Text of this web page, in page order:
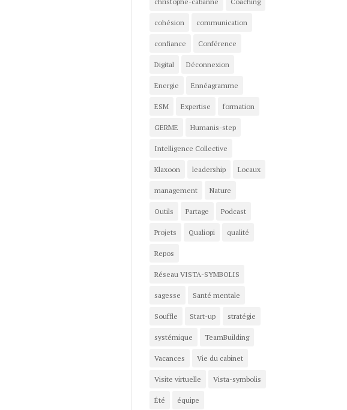
cohésion communication
confiance Conférence
Digital Déconnexion
Energie Ennéagramme
ESM Expertise formation
GERME Humanis-step
Intelligence Collective
Klaxoon leadership Locaux
management Nature
Outils Partage Podcast
Projets Qualiopi qualité
Repos
Réseau VISTA-SYMBOLIS
sagesse Santé mentale
Souffle Start-up stratégie
systémique TeamBuilding
Vacances Vie du cabinet
Visite virtuelle Vista-symbolis
Été équipe